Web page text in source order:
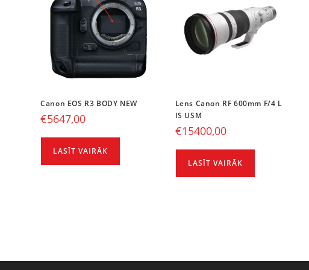
Canon EOS R3 BODY NEW
€5647,00
LASĪT VAIRĀK
Lens Canon RF 600mm F/4 L
IS USM
€15400,00
LASĪT VAIRĀK